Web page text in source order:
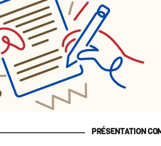
ÉDITIONS
d’actualiser chaque année les TopoGuides
à jour des tracés, relecture, apports culturels et
des ouvrages fiables et attractifs,
boutique en ligne mais aussi dans les offices
tourisme.
PRÉSENTATION